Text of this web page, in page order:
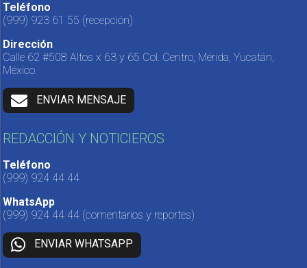
Teléfono
(999) 923 61 55 (recepción)
Dirección
Calle 62 #508 Altos x 63 y 65 Col. Centro, Mérida, Yucatán,
México.
ENVIAR MENSAJE
REDACCIÓN Y NOTICIEROS
Teléfono
(999) 924 44 44
WhatsApp
(999) 924 44 44 (comentarios y reportes)
ENVIAR WHATSAPP